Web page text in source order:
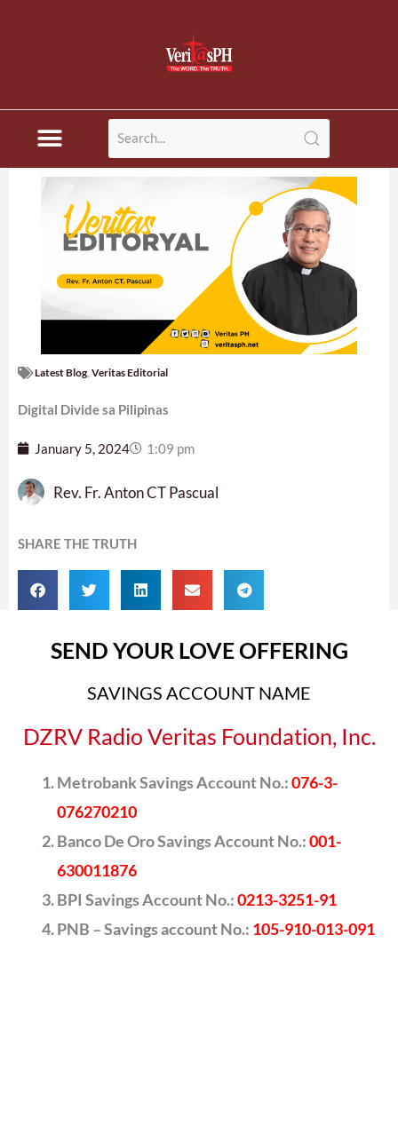
Latest Blog Veritas Editorial
Digital Divide sa Pilipinas
January 5, 2024 1:09 pm
Rev. Fr. Anton CT Pascual
SHARE THE TRUTH
SEND YOUR LOVE OFFERING
SAVINGS ACCOUNT NAME
DZRV Radio Veritas Foundation, Inc.
Metrobank Savings Account No.:076-3-
076270210
Banco De Oro Savings Account No.:001-
630011876
BPI Savings Account No.:0213-3251-91
PNB – Savings account No.: 105-910-013-091